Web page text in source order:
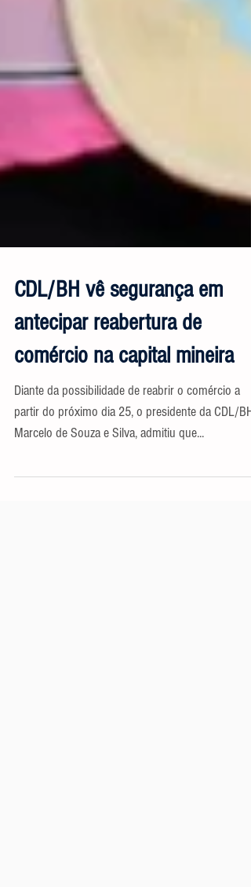
CDL/BH vê segurança em
antecipar reabertura de
comércio na capital mineira
Diante da possibilidade de reabrir o comércio a
partir do próximo dia 25, o presidente da CDL/BH,